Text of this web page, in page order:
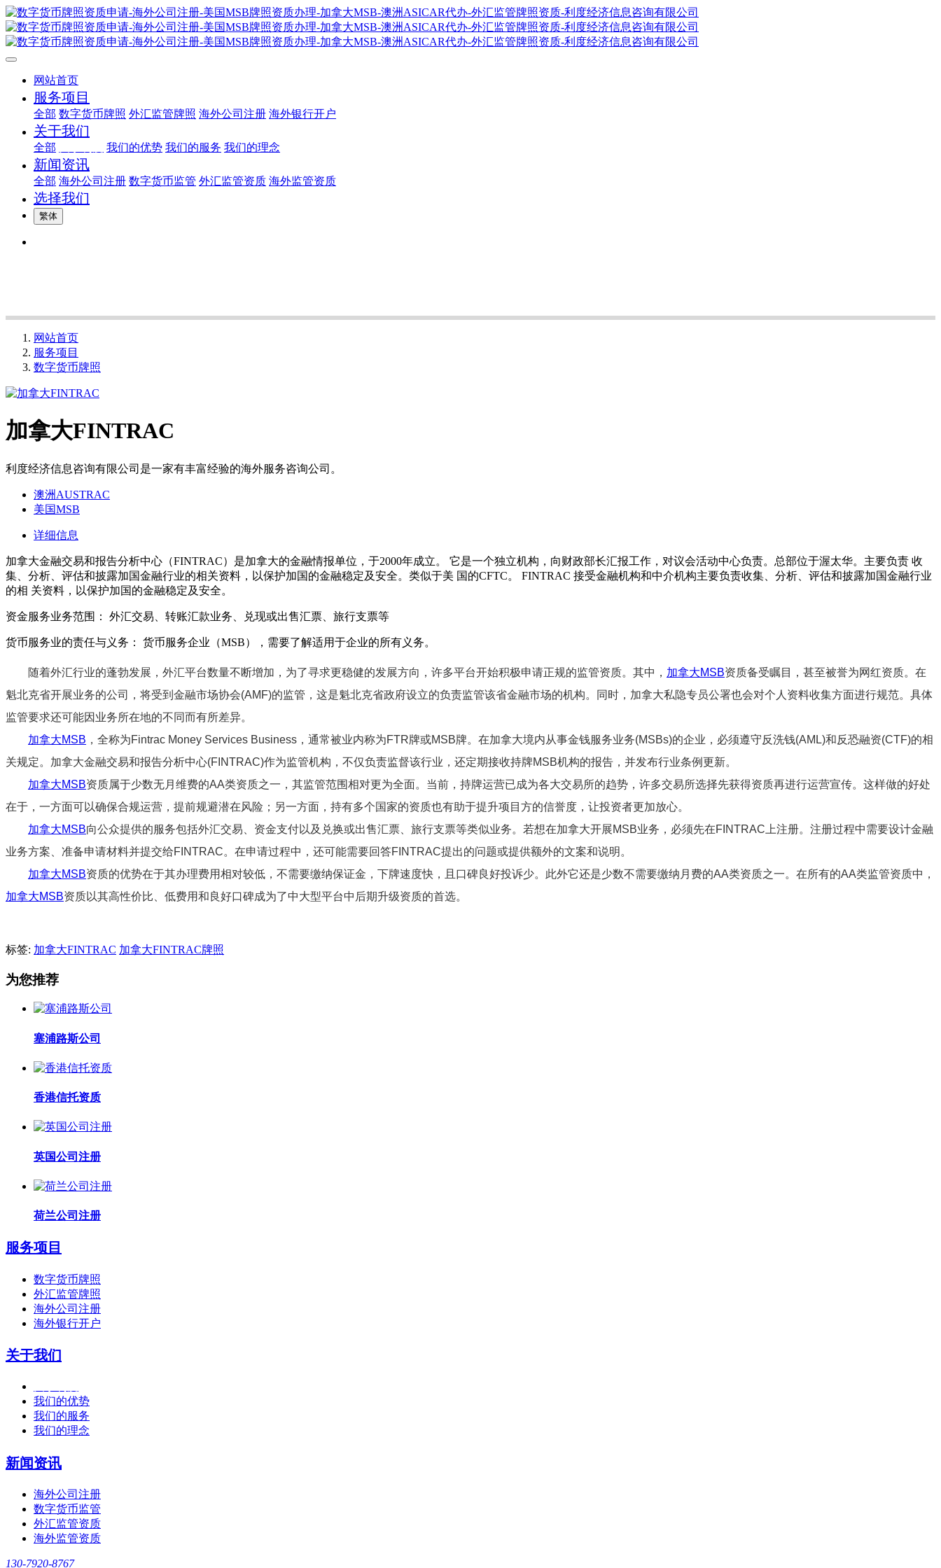
网站首页
服务项目
全部 数字货币牌照 外汇监管牌照 海外公司注册 海外银行开户
关于我们
全部 我们的优势 我们的服务 我们的理念
新闻资讯
全部 海外公司注册 数字货币监管 外汇监管资质 海外监管资质
选择我们
繁体
网站首页
服务项目
数字货币牌照
加拿大FINTRAC
利度经济信息咨询有限公司是一家有丰富经验的海外服务咨询公司。
澳洲AUSTRAC
美国MSB
详细信息
加拿大金融交易和报告分析中心（FINTRAC）是加拿大的金融情报单位，于2000年成立。 它是一个独立机构，向财政部长汇报工作，对议会活动中心负责。总部位于渥太华。主要负责 收
集、分析、评估和披露加国金融行业的相关资料，以保护加国的金融稳定及安全。类似于美 国的CFTC。 FINTRAC 接受金融机构和中介机构主要负责收集、分析、评估和披露加国金融行业
的相 关资料，以保护加国的金融稳定及安全。
资金服务业务范围： 外汇交易、转账汇款业务、兑现或出售汇票、旅行支票等
货币服务业的责任与义务： 货币服务企业（MSB），需要了解适用于企业的所有义务。
随着外汇行业的蓬勃发展，外汇平台数量不断增加，为了寻求更稳健的发展方向，许多平台开始积极申请正规的监管资质。其中， 加拿大MSB资质备受瞩目，甚至被誉为网红资质。在
魁北克省开展业务的公司，将受到金融市场协会(AMF)的监管，这是魁北克省政府设立的负责监管该省金融市场的机构。同时，加拿大私隐专员公署也会对个人资料收集方面进行规范。具体
监管要求还可能因业务所在地的不同而有所差异。
加拿大MSB ，全称为Fintrac Money Services Business，通常被业内称为FTR牌或MSB牌。在加拿大境内从事金钱服务业务(MSBs)的企业，必须遵守反洗钱(AML)和反恐融资(CTF)的相
关规定。加拿大金融交易和报告分析中心(FINTRAC)作为监管机构，不仅负责监督该行业，还定期接收持牌MSB机构的报告，并发布行业条例更新。
加拿大MSB资质属于少数无月维费的AA类资质之一，其监管范围相对更为全面。当前，持牌运营已成为各大交易所的趋势，许多交易所选择先获得资质再进行运营宣传。这样做的好处
在于，一方面可以确保合规运营，提前规避潜在风险；另一方面，持有多个国家的资质也有助于提升项目方的信誉度，让投资者更加放心。
加拿大MSB向公众提供的服务包括外汇交易、资金支付以及兑换或出售汇票、旅行支票等类似业务。若想在加拿大开展MSB业务，必须先在FINTRAC上注册。注册过程中需要设计金融
业务方案、准备申请材料并提交给FINTRAC。在申请过程中，还可能需要回答FINTRAC提出的问题或提供额外的文案和说明。
加拿大MSB资质的优势在于其办理费用相对较低，不需要缴纳保证金，下牌速度快，且口碑良好投诉少。此外它还是少数不需要缴纳月费的AA类资质之一。在所有的AA类监管资质中，
加拿大MSB资质以其高性价比、低费用和良好口碑成为了中大型平台中后期升级资质的首选。
标签: 加拿大FINTRAC 加拿大FINTRAC牌照
为您推荐
塞浦路斯公司
香港信托资质
英国公司注册
荷兰公司注册
服务项目
数字货币牌照
外汇监管牌照
海外公司注册
海外银行开户
关于我们
我们的优势
我们的服务
我们的理念
新闻资讯
海外公司注册
数字货币监管
外汇监管资质
海外监管资质
130-7920-8767